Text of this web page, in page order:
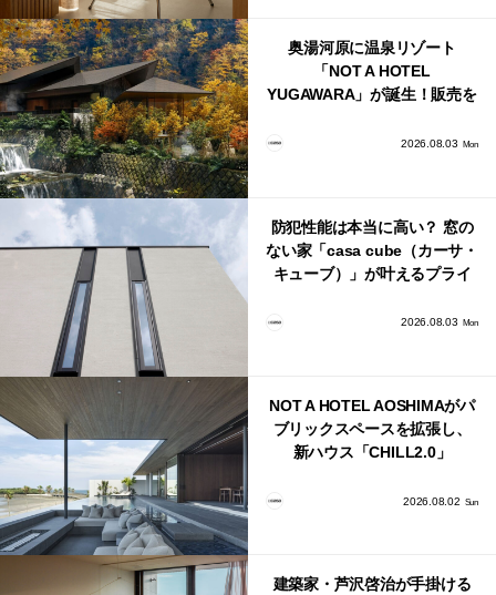
奥湯河原に温泉リゾート
「NOT A HOTEL
YUGAWARA」が誕生！販売を
2026.08.03 Mon
防犯性能は本当に高い？ 窓の
ない家「casa cube（カーサ・
キューブ）」が叶えるプライ
2026.08.03 Mon
NOT A HOTEL AOSHIMAがパ
ブリックスペースを拡張し、
新ハウス「CHILL2.0」
2026.08.02 Sun
建築家・芦沢啓治が手掛ける